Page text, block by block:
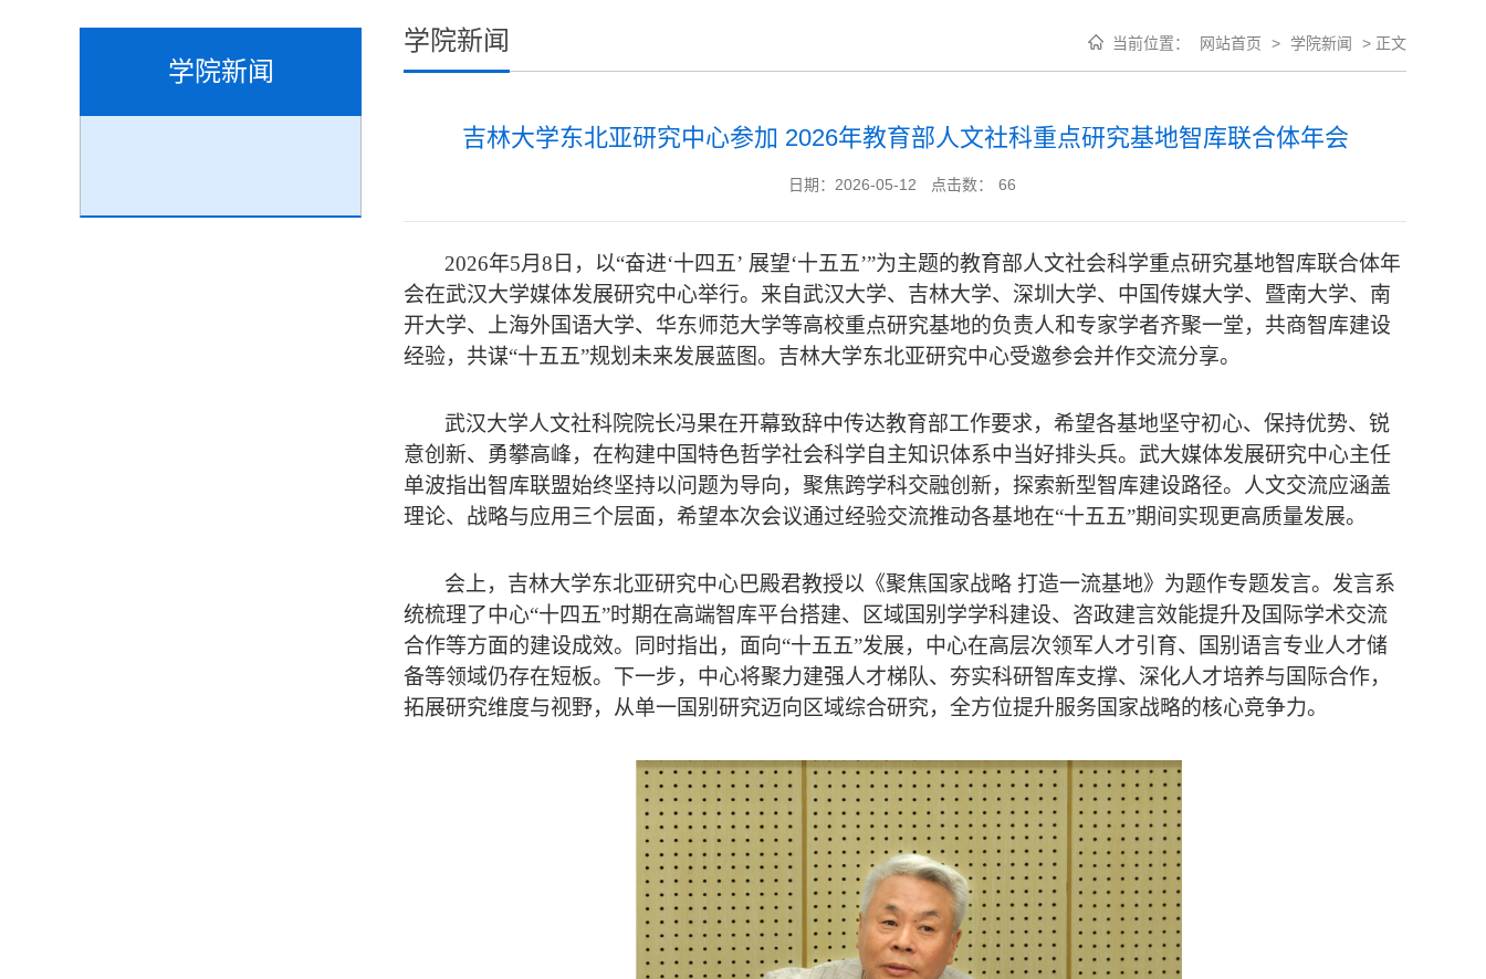
学院新闻
学院新闻 当前位置： 网站首页 > 学院新闻 > 正文
吉林大学东北亚研究中心参加 2026年教育部人文社科重点研究基地智库联合体年会
日期：2026-05-12 点击数： 66
2026年5月8日，以“奋进‘十四五’ 展望‘十五五’”为主题的教育部人文社会科学重点研究基地智库联合体年
会在武汉大学媒体发展研究中心举行。来自武汉大学、吉林大学、深圳大学、中国传媒大学、暨南大学、南
开大学、上海外国语大学、华东师范大学等高校重点研究基地的负责人和专家学者齐聚一堂，共商智库建设
经验，共谋“十五五”规划未来发展蓝图。吉林大学东北亚研究中心受邀参会并作交流分享。
武汉大学人文社科院院长冯果在开幕致辞中传达教育部工作要求，希望各基地坚守初心、保持优势、锐
意创新、勇攀高峰，在构建中国特色哲学社会科学自主知识体系中当好排头兵。武大媒体发展研究中心主任
单波指出智库联盟始终坚持以问题为导向，聚焦跨学科交融创新，探索新型智库建设路径。人文交流应涵盖
理论、战略与应用三个层面，希望本次会议通过经验交流推动各基地在“十五五”期间实现更高质量发展。
会上，吉林大学东北亚研究中心巴殿君教授以《聚焦国家战略 打造一流基地》为题作专题发言。发言系
统梳理了中心“十四五”时期在高端智库平台搭建、区域国别学学科建设、咨政建言效能提升及国际学术交流
合作等方面的建设成效。同时指出，面向“十五五”发展，中心在高层次领军人才引育、国别语言专业人才储
备等领域仍存在短板。下一步，中心将聚力建强人才梯队、夯实科研智库支撑、深化人才培养与国际合作，
拓展研究维度与视野，从单一国别研究迈向区域综合研究，全方位提升服务国家战略的核心竞争力。